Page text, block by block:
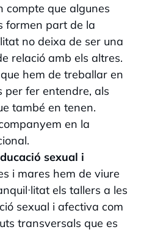
compte que algunes
formen part de la
no deixa de ser una
relació amb els altres.
hem de treballar en
per fer entendre, als
també en tenen.
en la
sexual i
i mares hem de viure
els tallers a les
sexual i afectiva com
transversals que es